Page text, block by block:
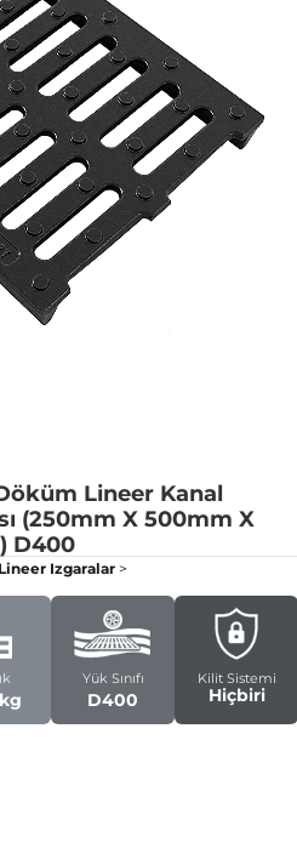
Lineer Kanal
(250mm X 500mm X
D400
Lineer Izgaralar >
kg
Yük Sınıfı
D400
Kilit Sistemi
Hiçbiri